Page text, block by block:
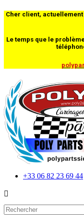
Cher client,
Le temps que le
+33 06 82 23 69 44
